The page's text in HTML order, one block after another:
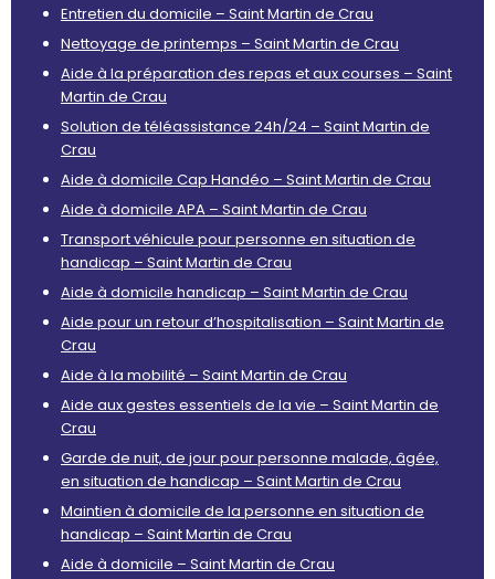
Entretien du domicile – Saint Martin de Crau
Nettoyage de printemps – Saint Martin de Crau
Aide à la préparation des repas et aux courses – Saint
Martin de Crau
Solution de téléassistance 24h/24 – Saint Martin de
Crau
Aide à domicile Cap Handéo – Saint Martin de Crau
Aide à domicile APA – Saint Martin de Crau
Transport véhicule pour personne en situation de
handicap – Saint Martin de Crau
Aide à domicile handicap – Saint Martin de Crau
Aide pour un retour d’hospitalisation – Saint Martin de
Crau
Aide à la mobilité – Saint Martin de Crau
Aide aux gestes essentiels de la vie – Saint Martin de
Crau
Garde de nuit, de jour pour personne malade, âgée,
en situation de handicap – Saint Martin de Crau
Maintien à domicile de la personne en situation de
handicap – Saint Martin de Crau
Aide à domicile – Saint Martin de Crau